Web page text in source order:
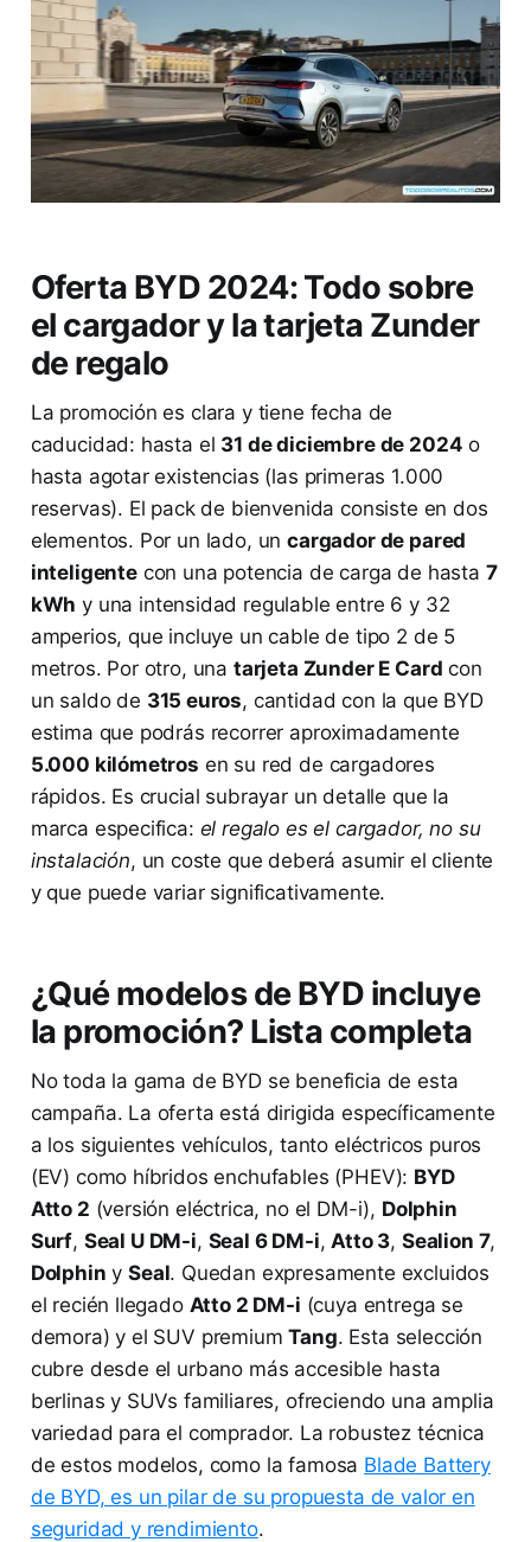
Oferta BYD 2024: Todo sobre
el cargador y la tarjeta Zunder
de regalo
La promoción es clara y tiene fecha de
caducidad: hasta el 31 de diciembre de 2024 o
hasta agotar existencias (las primeras 1.000
reservas). El pack de bienvenida consiste en dos
elementos. Por un lado, uncargador de pared
inteligentecon una potencia de carga de hasta 7
kWh y una intensidad regulable entre 6 y 32
amperios, que incluye un cable de tipo 2 de 5
metros. Por otro, una tarjeta Zunder E Card con
un saldo de 315 euros, cantidad con la que BYD
estima que podrás recorrer aproximadamente
5.000 kilómetros en su red de cargadores
rápidos. Es crucial subrayar un detalle que la
marca especifica: el regalo es el cargador, no su
instalación, un coste que deberá asumir el cliente
y que puede variar significativamente.
¿Qué modelos de BYD incluye
la promoción? Lista completa
No toda la gama de BYD se beneficia de esta
campaña. La oferta está dirigida específicamente
a los siguientes vehículos, tanto eléctricos puros
(EV) como híbridos enchufables (PHEV): BYD
Atto 2 (versión eléctrica, no el DM-i), Dolphin
Surf, Seal U DM-i, Seal 6 DM-i,Atto 3, Sealion 7,
Dolphin ySeal. Quedan expresamente excluidos
el recién llegado Atto 2 DM-i (cuya entrega se
demora) y el SUV premiumTang. Esta selección
cubre desde el urbano más accesible hasta
berlinas y SUVs familiares, ofreciendo una amplia
variedad para el comprador. La robustez técnica
de estos modelos, como la famosa Blade Battery
de BYD, es un pilar de su propuesta de valor en
seguridad y rendimiento.